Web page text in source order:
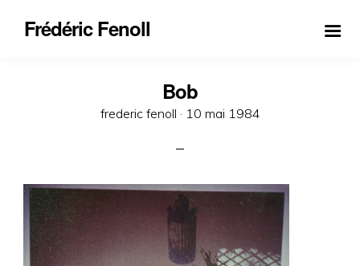
Frédéric Fenoll
Bob
frederic fenoll · Posted
10 mai 1984